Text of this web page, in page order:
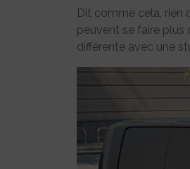
Dit comme cela, rien
peuvent se faire plus
différente avec une